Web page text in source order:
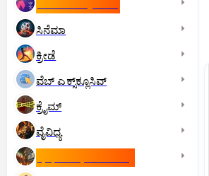
ಸಿನೆಮಾ
ಕ್ರೀಡೆ
ವೆಬ್ ಎಕ್ಸ್‌ಕ್ಲೂಸಿವ್
ಕ್ರೈಮ್
ವೈವಿಧ್ಯ